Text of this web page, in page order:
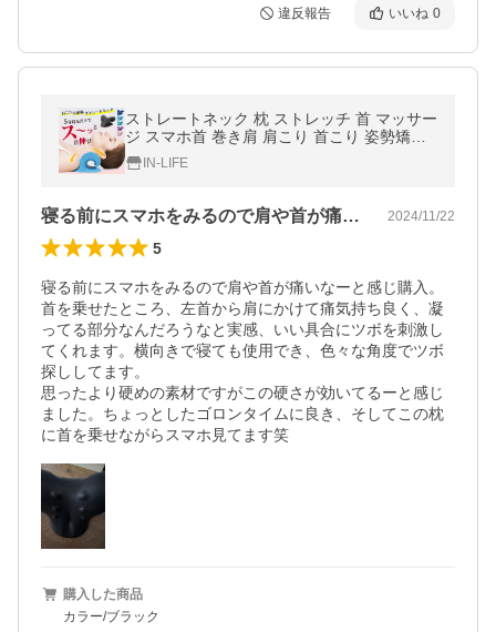
違反報告 いいね 0
ストレートネック 枕 ストレッチ 首 マッサー
ジ スマホ首 巻き肩 肩こり 首こり 姿勢矯正
血流促進 疲労回復 指圧効果 送料無料
IN-LIFE
寝る前にスマホをみるので肩や首が痛いな… 2024/11/22
5
寝る前にスマホをみるので肩や首が痛いなーと感じ購入。
首を乗せたところ、左首から肩にかけて痛気持ち良く、凝
ってる部分なんだろうなと実感、いい具合にツボを刺激し
てくれます。横向きで寝ても使用でき、色々な角度でツボ
探ししてます。
思ったより硬めの素材ですがこの硬さが効いてるーと感じ
ました。ちょっとしたゴロンタイムに良き、そしてこの枕
に首を乗せながらスマホ見てます笑
購入した商品
カラー/ブラック